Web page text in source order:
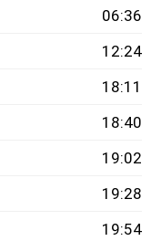
06:36
12:24
18:11
18:40
19:02
19:28
19:54